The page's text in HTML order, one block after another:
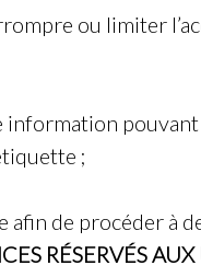
ou limiter
;
afin de procéder à
RÉSERVÉS